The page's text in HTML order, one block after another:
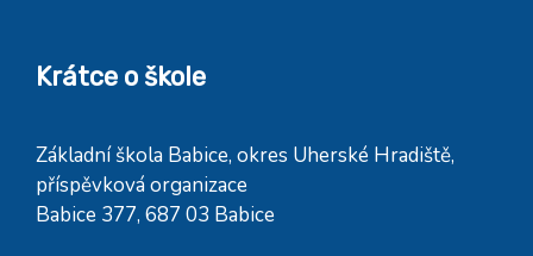
Krátce o škole
Základní škola Babice, okres Uherské Hradiště,
příspěvková organizace
Babice 377, 687 03 Babice